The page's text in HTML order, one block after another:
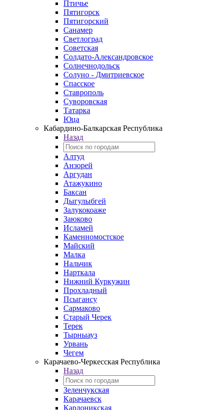
Птичье
Пятигорск
Пятигорский
Санамер
Светлоград
Советская
Солдато-Александровское
Солнечнодольск
Солуно - Дмитриевское
Спасское
Ставрополь
Суворовская
Татарка
Юца
Кабардино‑Балкарская Республика
Назад
Алтуд
Анзорей
Аргудан
Атажукино
Баксан
Дыгулыбгей
Залукокоаже
Заюково
Исламей
Каменномостское
Майский
Малка
Нальчик
Нарткала
Нижний Куркужин
Прохладный
Псыгансу
Сармаково
Старый Черек
Терек
Тырныауз
Урвань
Чегем
Карачаево-Черкесская Республика
Назад
Зеленчукская
Карачаевск
Кардоникская